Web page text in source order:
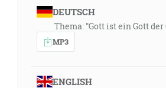
DEUTSCH
Thema: "Gott ist ein Gott
MP3
ENGLISH